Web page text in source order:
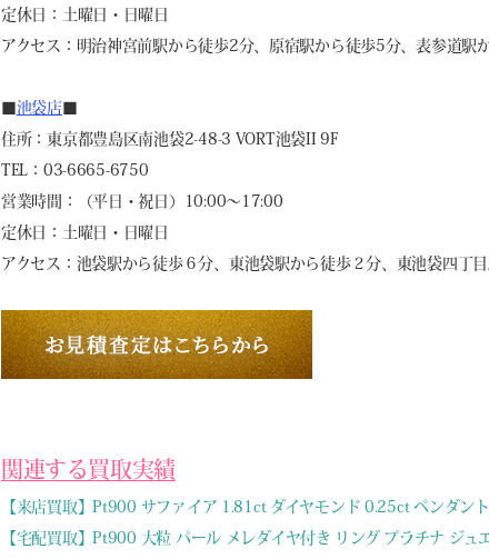
定休日：土曜日・日曜日
アクセス：明治神宮前駅から徒歩2分、原宿駅から徒歩5分、表参道駅
■池袋店■
住所：東京都豊島区南池袋2-48-3 VORT池袋II 9F
TEL：03-6665-6750
営業時間：（平日・祝日）10:00～17:00
定休日：土曜日・日曜日
アクセス：池袋駅から徒歩６分、東池袋駅から徒歩２分、東池袋四丁
関連する買取実績
【来店買取】Pt900 サファイア 1.81ct ダイヤモンド 0.25ct ペンダン
【宅配買取】Pt900 大粒 パール メレダイヤ付き リング プラチナ ジュ